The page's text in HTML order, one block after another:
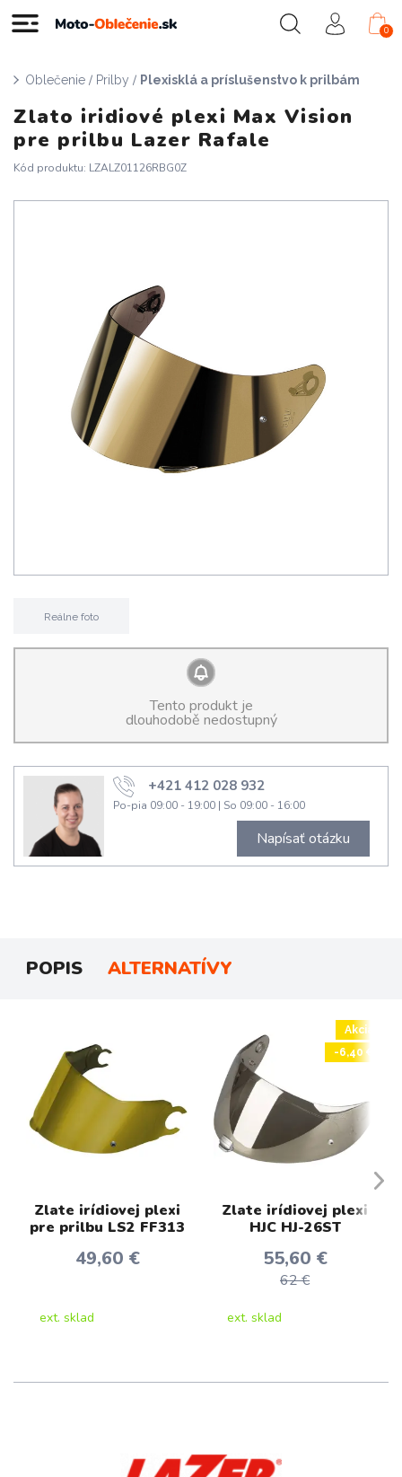
0
Oblečenie / Prilby / Plexisklá a príslušenstvo k prilbám
Zlato iridiové plexi Max Vision
pre prilbu Lazer Rafale
Kód produktu: LZALZ01126RBG0Z
Reálne foto
Tento produkt je
dlouhodobě nedostupný
+421 412 028 932
Po-pia 09:00 - 19:00 | So 09:00 - 16:00
Napísať otázku
POPIS ALTERNATÍVY
Zlate irídiovej plexi
pre prilbu LS2 FF313
49,60 €
ext. sklad
Akcia
-6,40 €
Zlate irídiovej plexi
HJC HJ-26ST
55,60 €
62 €
ext. sklad